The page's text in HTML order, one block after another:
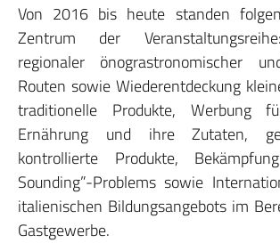
Von 2016 bis heute standen
Zentrum der
regionaler önograstronomischer
Routen sowie Wiederentdeckung
traditionelle Produkte, Werbung
Ernährung und ihre Zutaten,
kontrollierte Produkte,
Sounding”-Problems sowie
italienischen Bildungsangebots im
Gastgewerbe.